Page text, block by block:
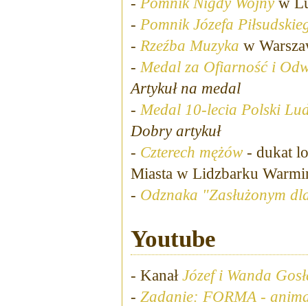
- Pomnik Józefa
- RzeźbaMuzyka w
-Medal za Ofiarność i
Artykuł na medal
-Medal 10-lecia Polski
Dobry artykuł
- Czterech mężów - dukat
Miasta w Lidzbarku
- Odznaka "Zasłużonym
Youtube
- Kanał Józef i Wanda
- Zadanie: FORMA -